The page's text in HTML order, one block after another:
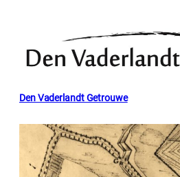
Den Vaderlandt Getrouwe